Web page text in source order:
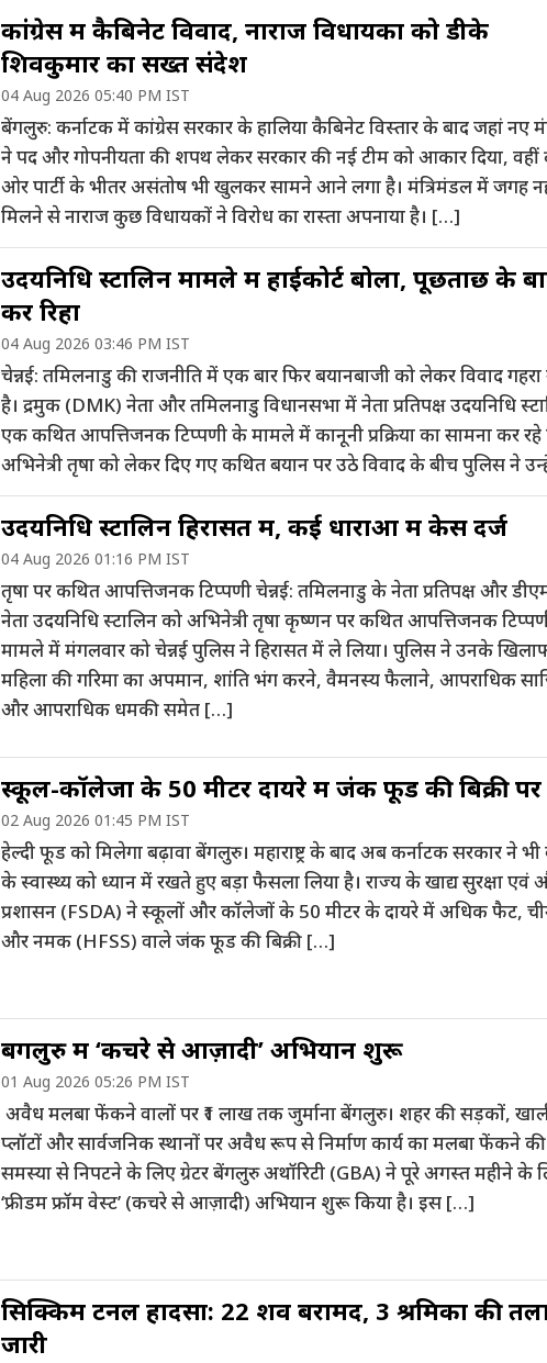
कांग्रेस में कैबिनेट विवाद, नाराज विधायकों को डीके
शिवकुमार का सख्त संदेश
04 Aug 2026 05:40 PM IST
बेंगलुरु: कर्नाटक में कांग्रेस सरकार के हालिया कैबिनेट विस्तार के बाद जहां नए
ने पद और गोपनीयता की शपथ लेकर सरकार की नई टीम को आकार दिया, वहीं
ओर पार्टी के भीतर असंतोष भी खुलकर सामने आने लगा है। मंत्रिमंडल में जगह
मिलने से नाराज कुछ विधायकों ने विरोध का रास्ता अपनाया है। […]
उदयनिधि स्टालिन मामले में हाईकोर्ट बोला, पूछताछ के
करें रिहा
04 Aug 2026 03:46 PM IST
चेन्नई: तमिलनाडु की राजनीति में एक बार फिर बयानबाजी को लेकर विवाद गहरा
है। द्रमुक (DMK) नेता और तमिलनाडु विधानसभा में नेता प्रतिपक्ष उदयनिधि
एक कथित आपत्तिजनक टिप्पणी के मामले में कानूनी प्रक्रिया का सामना कर रहे
अभिनेत्री तृषा को लेकर दिए गए कथित बयान पर उठे विवाद के बीच पुलिस ने
उदयनिधि स्टालिन हिरासत में, कई धाराओं में केस दर्ज
04 Aug 2026 01:16 PM IST
तृषा पर कथित आपत्तिजनक टिप्पणी चेन्नई: तमिलनाडु के नेता प्रतिपक्ष और
नेता उदयनिधि स्टालिन को अभिनेत्री तृषा कृष्णन पर कथित आपत्तिजनक
मामले में मंगलवार को चेन्नई पुलिस ने हिरासत में ले लिया। पुलिस ने उनके
महिला की गरिमा का अपमान, शांति भंग करने, वैमनस्य फैलाने, आपराधिक
और आपराधिक धमकी समेत […]
स्कूल-कॉलेजों के 50 मीटर दायरे में जंक फूड की बिक्री पर
02 Aug 2026 01:45 PM IST
हेल्दी फूड को मिलेगा बढ़ावा बेंगलुरु। महाराष्ट्र के बाद अब कर्नाटक सरकार ने भी
के स्वास्थ्य को ध्यान में रखते हुए बड़ा फैसला लिया है। राज्य के खाद्य सुरक्षा एवं
प्रशासन (FSDA) ने स्कूलों और कॉलेजों के 50 मीटर के दायरे में अधिक फैट,
और नमक (HFSS) वाले जंक फूड की बिक्री […]
बेंगलुरु में ‘कचरे से आज़ादी’ अभियान शुरू
01 Aug 2026 05:26 PM IST
अवैध मलबा फेंकने वालों पर ₹1 लाख तक जुर्माना बेंगलुरु। शहर की सड़कों,
प्लॉटों और सार्वजनिक स्थानों पर अवैध रूप से निर्माण कार्य का मलबा फेंकने
समस्या से निपटने के लिए ग्रेटर बेंगलुरु अथॉरिटी (GBA) ने पूरे अगस्त महीने के
‘फ्रीडम फ्रॉम वेस्ट’ (कचरे से आज़ादी) अभियान शुरू किया है। इस […]
सिक्किम टनल हादसा: 22 शव बरामद, 3 श्रमिकों की
जारी